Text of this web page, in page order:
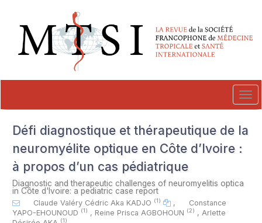
##plugins.themes.novelty.accessible_menu.main_navigation##
##plugins.themes.novelty.accessible_menu.main_content##
##plugins.themes.novelty.accessible_menu.sidebar##
Défi diagnostique et thérapeutique de la
neuromyélite optique en Côte d’Ivoire :
à propos d’un cas pédiatrique
Diagnostic and therapeutic challenges of neuromyelitis optica
in Côte d'Ivoire: a pediatric case report
Claude Valéry Cédric Aka KADJO (1) ,
Constance
YAPO-EHOUNOUD (1) , Reine Prisca AGBOHOUN (2) , Arlette
(1)